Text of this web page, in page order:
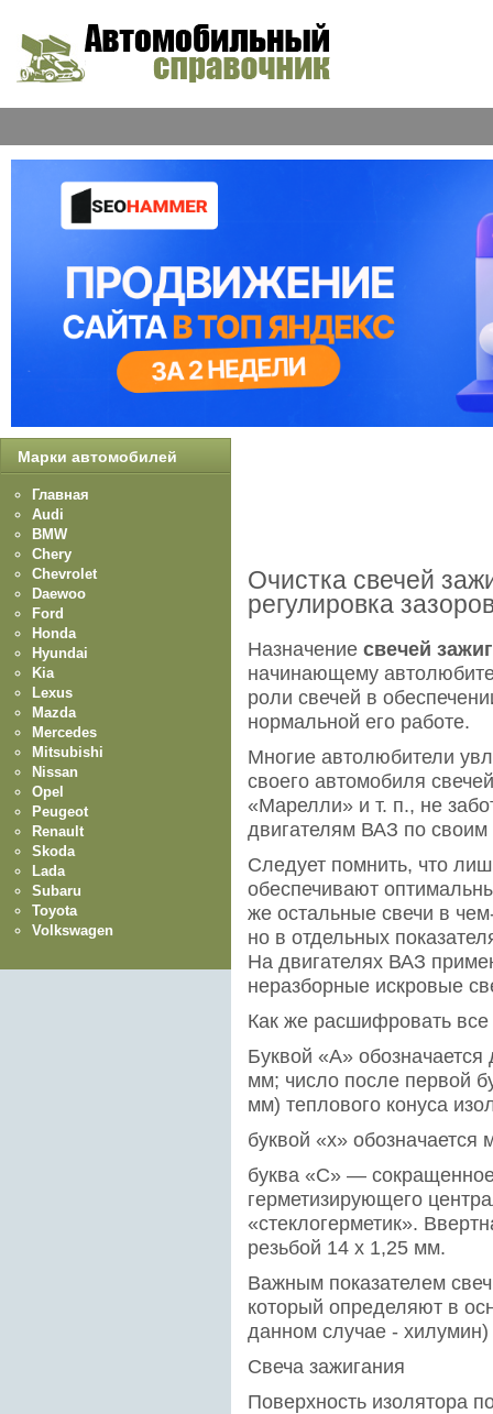
Очистка свечей
регулировка
Назначение свечей
начинающему
роли свечей в
нормальной его работе.
Многие автолюбители
своего автомобиля
«Марелли» и т. п., не
двигателям ВАЗ по своим
Следует помнить, что
обеспечивают
же остальные свечи в
но в отдельных
На двигателях ВАЗ
неразборные искровые
Как же расшифровать
Буквой «А»
мм; число после первой
мм) теплового конуса
буквой «x» обозначается
буква «С» —
герметизирующего
«стеклогерметик».
резьбой 14 x 1,25 мм.
Важным показателем
который определяют в
данном случае -
Свеча зажигания
Поверхность изолятора
Марки автомобилей
Главная
Audi
BMW
Chery
Chevrolet
Daewoo
Ford
Honda
Hyundai
Kia
Lexus
Mazda
Mercedes
Mitsubishi
Nissan
Opel
Peugeot
Renault
Skoda
Lada
Subaru
Toyota
Volkswagen